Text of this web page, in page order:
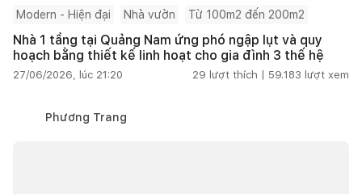
Modern - Hiện đại Nhà vườn Từ 100m2 đến 200m2
Nhà 1 tầng tại Quảng Nam ứng phó ngập lụt và quy
hoạch bằng thiết kế linh hoạt cho gia đình 3 thế hệ
27/06/2026, lúc 21:20 29 lượt thích | 59.183 lượt xem
Phương Trang